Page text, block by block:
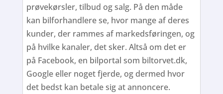
prøvekørsler, tilbud og salg. På den måde
kan bilforhandlere se, hvor mange af deres
kunder, der rammes af markedsføringen, og
på hvilke kanaler, det sker. Altså om det er
på Facebook, en bilportal som biltorvet.dk,
Google eller noget fjerde, og dermed hvor
det bedst kan betale sig at annoncere.